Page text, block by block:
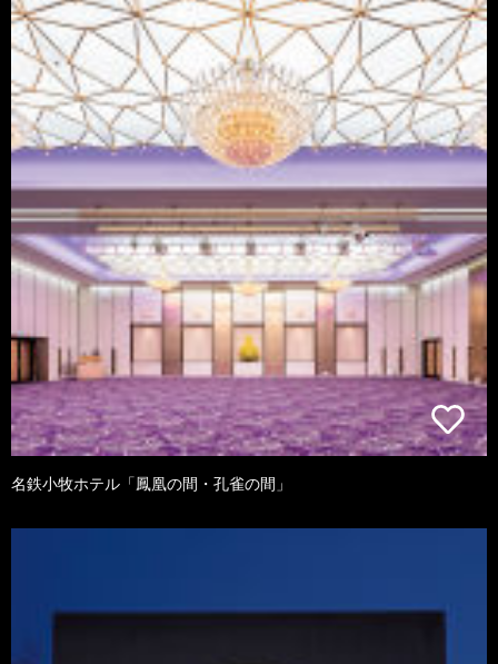
名鉄小牧ホテル「鳳凰の間・孔雀の間」